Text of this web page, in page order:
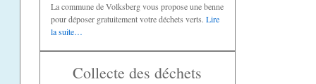
La commune de Volksberg vous propose une benne
pour déposer gratuitement votre déchets verts. Lire
la suite…
Collecte des déchets